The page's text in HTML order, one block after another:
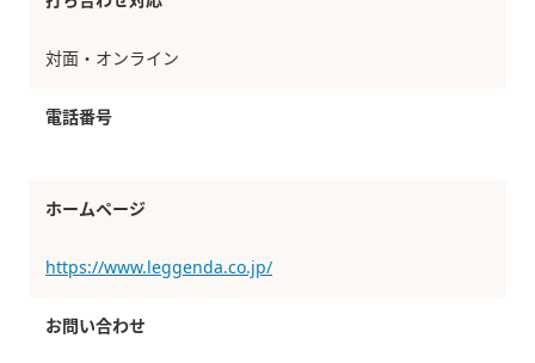
対面・オンライン
電話番号
ホームページ
https://www.leggenda.co.jp/
お問い合わせ